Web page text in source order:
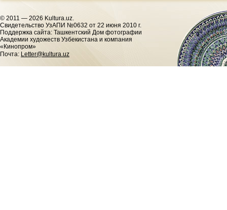
© 2011 — 2026 Kultura.uz.
Cвидетельство УзАПИ №0632 от 22 июня 2010 г.
Поддержка сайта: Ташкентский Дом фотографии
Академии художеств Узбекистана и компания
«Кинопром»
Почта: Letter@kultura.uz